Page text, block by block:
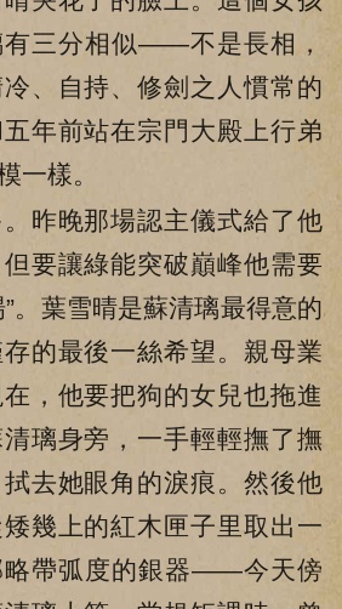
有三分相似——不是長相，
、自持、修劍之人慣常的
年前站在宗門大殿上行弟
一樣。
晚那場認主儀式給了他
要讓綠能突破巔峰他需要
。葉雪晴是蘇清璃最得意的
的最後一絲希望。親母業
，他要把狗的女兒也拖進
璃身旁，一手輕輕撫了撫
去她眼角的淚痕。然後他
幾上的紅木匣子里取出一
略帶弧度的銀器——今天傍